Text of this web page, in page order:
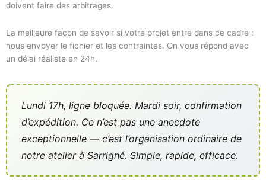
doivent faire des arbitrages.
La meilleure façon de savoir si votre projet entre dans ce cadre :
nous envoyer le fichier et les contraintes. On vous répond avec
un délai réaliste en 24h.
Lundi 17h, ligne bloquée. Mardi soir, confirmation
d’expédition. Ce n’est pas une anecdote
exceptionnelle — c’est l’organisation ordinaire de
notre atelier à Sarrigné. Simple, rapide, efficace.